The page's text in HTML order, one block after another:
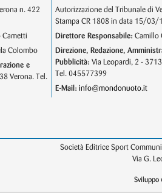
n. 422
Cametti
Colombo
e
Verona. Tel.
Autorizzazione del Tribunale di
Stampa CR 1808 in data 15/03/
Direttore Responsabile: Camillo
Direzione, Redazione,
Pubblicità: Via Leopardi, 2 -
Tel. 045577399
E-Mail: info@mondonuoto.it
Società Editrice Sport
Via G.
Sviluppo